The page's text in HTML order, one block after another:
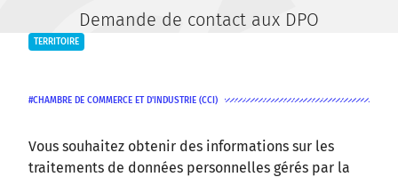
Demande de contact aux DPO
TERRITOIRE
CHAMBRE DE COMMERCE ET D'INDUSTRIE (CCI)
Vous souhaitez obtenir des informations sur les
traitements de données personnelles gérés par la